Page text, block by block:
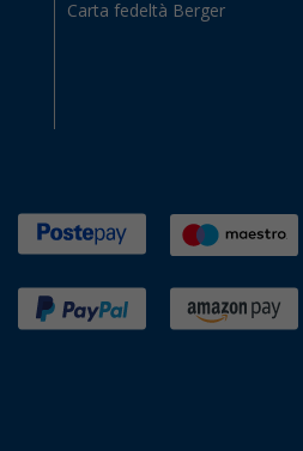
Carta fedeltà Berger